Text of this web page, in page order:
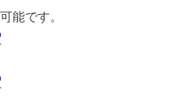
能です。